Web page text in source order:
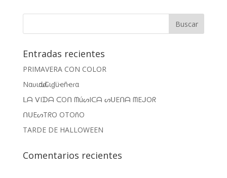
Entradas recientes
PRIMAVERA CON COLOR
Nαʋιԃαԃ Cιɠüҽñҽɾα
ᒪᗩ ᐯIᗪᗩ ᑕOᑎ ᗰúᔕIᑕᗩ ᔕᑌEᑎᗩ ᗰEᒍOᖇ
ᑎᑌEᔕTᖇO OTOñO
TARDE DE HALLOWEEN
Comentarios recientes